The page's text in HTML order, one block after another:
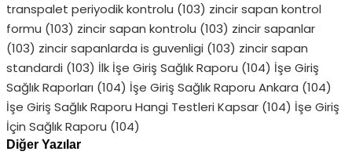
transpalet periyodik kontrolu (103) zincir sapan kontrol
formu (103) zincir sapan kontrolu (103) zincir sapanlar
(103) zincir sapanlarda is guvenligi (103) zincir sapan
standardi (103) İlk İşe Giriş Sağlık Raporu (104) İşe Giriş
Sağlık Raporları (104) İşe Giriş Sağlık Raporu Ankara (104)
İşe Giriş Sağlık Raporu Hangi Testleri Kapsar (104) İşe Giriş
İçin Sağlık Raporu (104)
Diğer Yazılar